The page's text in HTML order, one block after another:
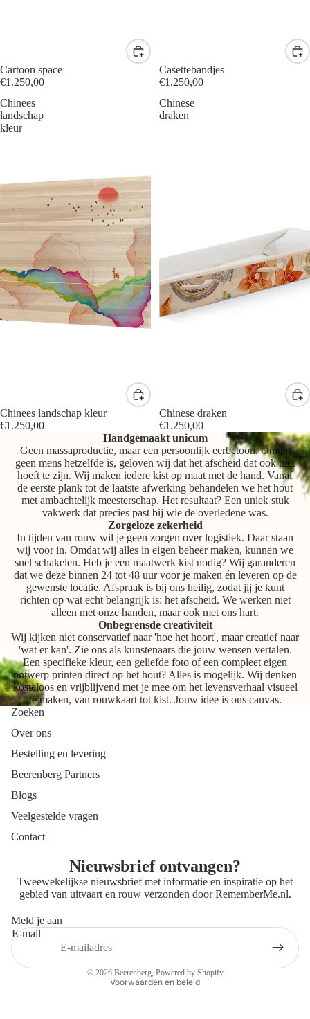
Cartoon space
€1.250,00
Casettebandjes
€1.250,00
Chinees
landschap
kleur
Chinees landschap kleur
€1.250,00
Chinese
draken
Chinese draken
€1.250,00
Handgemaakt unicum
Geen massaproductie, maar een persoonlijk eerbetoon. Omdat
geen mens hetzelfde is, geloven wij dat het afscheid dat ook niet
hoeft te zijn. Wij maken iedere kist op maat met de hand. Vanaf
de eerste plank tot de laatste afwerking behandelen we het hout
met ambachtelijk meesterschap. Het resultaat? Een uniek stuk
vakwerk dat precies past bij wie de overledene was.
Zorgeloze zekerheid
In tijden van rouw wil je geen zorgen over logistiek. Daar staan
wij voor in. Omdat wij alles in eigen beheer maken, kunnen we
snel schakelen. Heb je een maatwerk kist nodig? Wij garanderen
dat we deze binnen 24 tot 48 uur voor je maken én leveren op de
gewenste locatie. Afspraak is bij ons heilig, zodat jij je kunt
richten op wat echt belangrijk is: het afscheid. We werken niet
alleen met onze handen, maar ook met ons hart.
Onbegrensde creativiteit
Wij kijken niet conservatief naar 'hoe het hoort', maar creatief naar
'wat er kan'. Zie ons als kunstenaars die jouw wensen vertalen.
Een specifieke kleur, een geliefde foto of een compleet eigen
ontwerp printen direct op het hout? Alles is mogelijk. Wij denken
kosteloos en vrijblijvend met je mee om het levensverhaal visueel
te maken, van rouwkaart tot kist. Jouw idee is ons canvas.
Zoeken
Over ons
Bestelling en levering
Beerenberg Partners
Blogs
Veelgestelde vragen
Contact
Nieuwsbrief ontvangen?
Tweewekelijkse nieuwsbrief met informatie en inspiratie op het
gebied van uitvaart en rouw verzonden doorRememberMe.nl.
Meld je aan
E-mail
© 2026 Beerenberg, Powered by Shopify
Voorwaarden en beleid